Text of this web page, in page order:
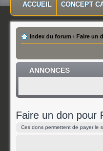
MENU PRINCIPAL
ACCUEIL CONCEPT
Index du forum ‹ Faire un
ANNONCES
Faire un don pour
Ces dons permettent de payer le